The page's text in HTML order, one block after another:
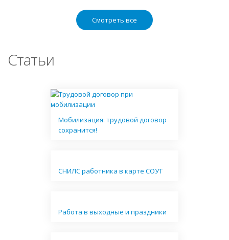
Смотреть все
Статьи
Мобилизация: трудовой договор
сохранится!
СНИЛС работника в карте СОУТ
Работа в выходные и праздники